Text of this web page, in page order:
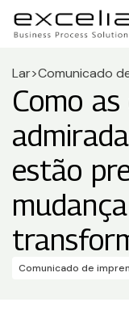
Lar>Comunicado
Como
estão
Comunicado de